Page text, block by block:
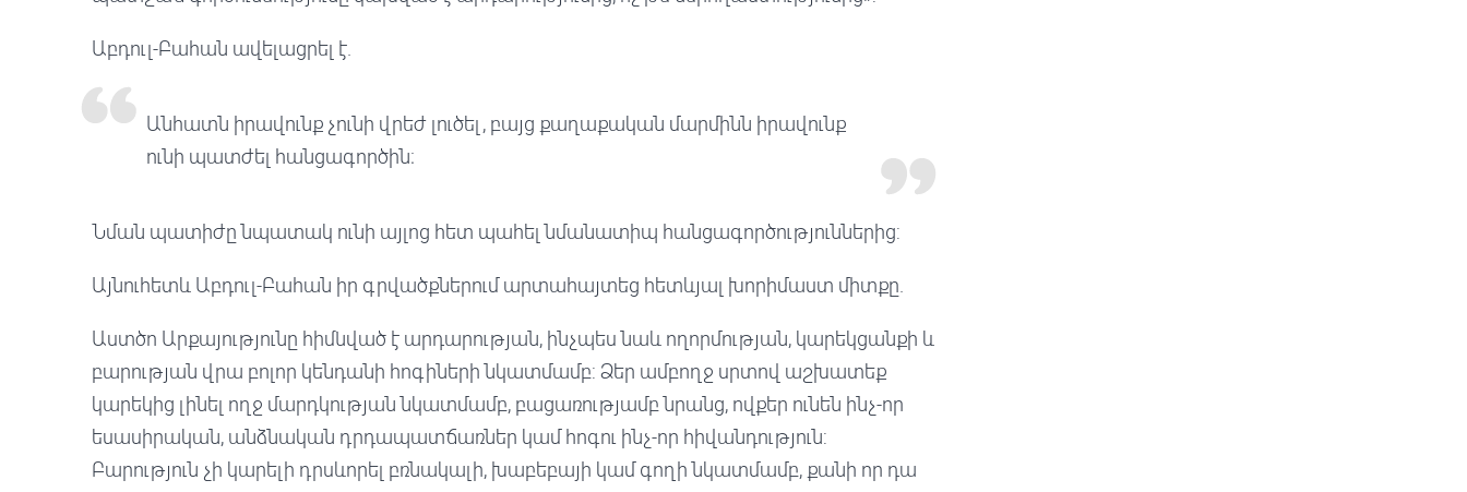
Աբդուլ-Բահան ավելացրել է.
Անհատն իրավունք չունի վրեժ լուծել, բայց քաղաքական մարմինն իրավունք
ունի պատժել հանցագործին։
Նման պատիժը նպատակ ունի այլոց հետ պահել նմանատիպ հանցագործություններից:
Այնուհետև Աբդուլ-Բահան իր գրվածքներում արտահայտեց հետևյալ խորիմաստ միտքը.
Աստծո Արքայությունը հիմնված է արդարության, ինչպես նաև ողորմության, կարեկցանքի և
բարության վրա բոլոր կենդանի հոգիների նկատմամբ: Ձեր ամբողջ սրտով աշխատեք
կարեկից լինել ողջ մարդկության նկատմամբ, բացառությամբ նրանց, ովքեր ունեն ինչ-որ
եսասիրական, անձնական դրդապատճառներ կամ հոգու ինչ-որ հիվանդություն:
Բարություն չի կարելի դրսևորել բռնակալի, խաբեբայի կամ գողի նկատմամբ, քանի որ դա